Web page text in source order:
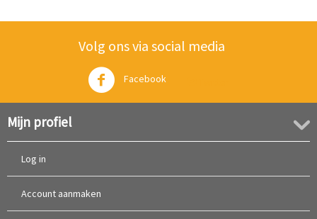
Volg ons via social media
Facebook
Mijn profiel
Log in
Account aanmaken